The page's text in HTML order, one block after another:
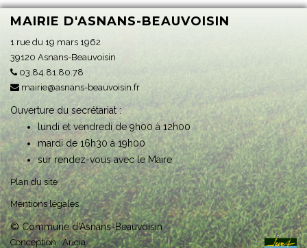
MAIRIE D'ASNANS-BEAUVOISIN
1 rue du 19 mars 1962
39120 Asnans-Beauvoisin
03.84.81.80.78
mairie@asnans-beauvoisin.fr
Ouverture du secrétariat :
lundi et vendredi de 9h00 à 12h00
mardi de 16h30 à 19h00
sur rendez-vous avec le Maire
Plan du site
Mentions légales
© Commune d'Asnans-Beauvoisin
Conception :Aricia